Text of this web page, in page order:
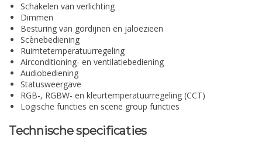
Schakelen van verlichting
Dimmen
Besturing van gordijnen en jaloezieën
Scènebediening
Ruimtetemperatuurregeling
Airconditioning- en ventilatiebediening
Audiobediening
Statusweergave
RGB-, RGBW- en kleurtemperatuurregeling (CCT)
Logische functies en scene group functies
Technische specificaties